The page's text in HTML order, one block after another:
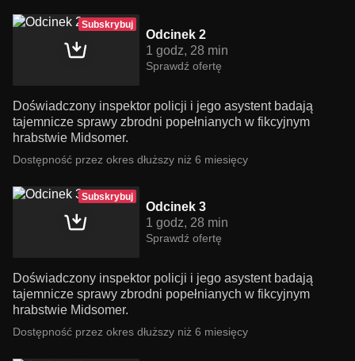
Subskrybuj
Odcinek 2
1 godz, 28 min
Sprawdź ofertę
Doświadczony inspektor policji i jego asystent badają
tajemnicze sprawy zbrodni popełnianych w fikcyjnym
hrabstwie Midsomer.
Dostępność przez okres dłuższy niż 6 miesięcy
Subskrybuj
Odcinek 3
1 godz, 28 min
Sprawdź ofertę
Doświadczony inspektor policji i jego asystent badają
tajemnicze sprawy zbrodni popełnianych w fikcyjnym
hrabstwie Midsomer.
Dostępność przez okres dłuższy niż 6 miesięcy